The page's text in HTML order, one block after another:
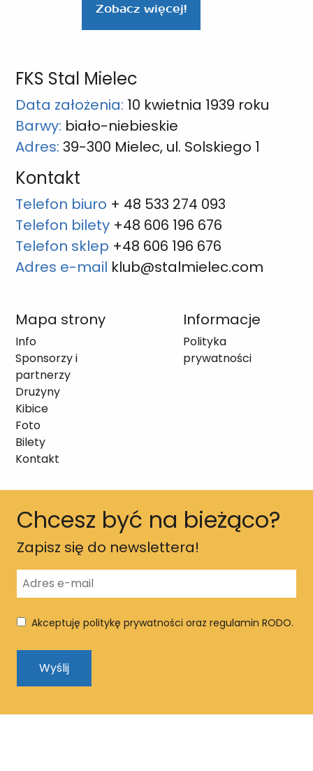
Zobacz więcej!
FKS Stal Mielec
Data założenia: 10 kwietnia 1939 roku
Barwy: biało-niebieskie
Adres: 39-300 Mielec, ul. Solskiego 1
Kontakt
Telefon biuro + 48 533 274 093
Telefon bilety +48 606 196 676
Telefon sklep +48 606 196 676
Adres e-mail klub@stalmielec.com
Mapa strony
Info
Sponsorzy i
partnerzy
Drużyny
Kibice
Foto
Bilety
Kontakt
Informacje
Polityka
prywatności
Chcesz być na bieżąco?
Zapisz się do newslettera!
Akceptuję politykę prywatności oraz regulamin RODO.